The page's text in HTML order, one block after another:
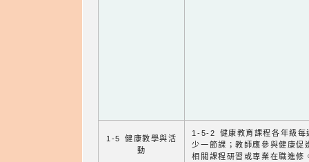
1-5 健康教學與活
動
1-5-2 健康教育課程各年級每
少一節課；教師應參與健康促
相關課程研習或專業在職進修